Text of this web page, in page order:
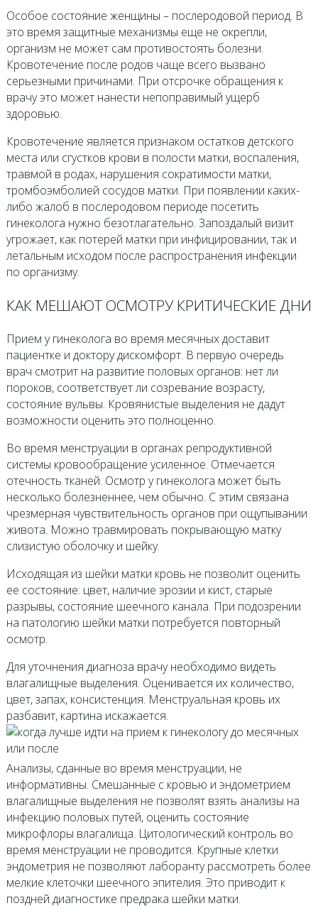
Особое состояние женщины – послеродовой период. В
это время защитные механизмы еще не окрепли,
организм не может сам противостоять болезни.
Кровотечение после родов чаще всего вызвано
серьезными причинами. При отсрочке обращения к
врачу это может нанести непоправимый ущерб
здоровью.
Кровотечение является признаком остатков детского
места или сгустков крови в полости матки, воспаления,
травмой в родах, нарушения сократимости матки,
тромбоэмболией сосудов матки. При появлении каких-
либо жалоб в послеродовом периоде посетить
гинеколога нужно безотлагательно. Запоздалый визит
угрожает, как потерей матки при инфицировании, так и
летальным исходом после распространения инфекции
по организму.
КАК МЕШАЮТ ОСМОТРУ КРИТИЧЕСКИЕ ДНИ
Прием у гинеколога во время месячных доставит
пациентке и доктору дискомфорт. В первую очередь
врач смотрит на развитие половых органов: нет ли
пороков, соответствует ли созревание возрасту,
состояние вульвы. Кровянистые выделения не дадут
возможности оценить это полноценно.
Во время менструации в органах репродуктивной
системы кровообращение усиленное. Отмечается
отечность тканей. Осмотр у гинеколога может быть
несколько болезненнее, чем обычно. С этим связана
чрезмерная чувствительность органов при ощупывании
живота. Можно травмировать покрывающую матку
слизистую оболочку и шейку.
Исходящая из шейки матки кровь не позволит оценить
ее состояние: цвет, наличие эрозии и кист, старые
разрывы, состояние шеечного канала. При подозрении
на патологию шейки матки потребуется повторный
осмотр.
Для уточнения диагноза врачу необходимо видеть
влагалищные выделения. Оценивается их количество,
цвет, запах, консистенция. Менструальная кровь их
разбавит, картина искажается.
Анализы, сданные во время менструации, не
информативны. Смешанные с кровью и эндометрием
влагалищные выделения не позволят взять анализы на
инфекцию половых путей, оценить состояние
микрофлоры влагалища. Цитологический контроль во
время менструации не проводится. Крупные клетки
эндометрия не позволяют лаборанту рассмотреть более
мелкие клеточки шеечного эпителия. Это приводит к
поздней диагностике предрака шейки матки.